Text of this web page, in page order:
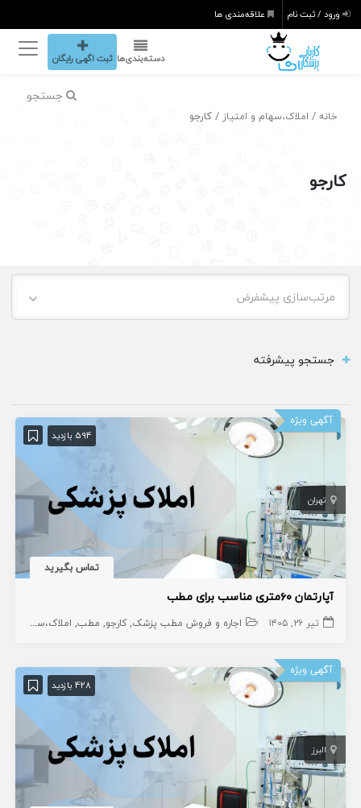
ورود / ثبت نام علاقه‌مندی ها
دسته‌بندی‌ها ثبت اگهی رایگان
جستجو
خانه / املاک،سهام و امتیاز / کارجو
کارجو
مرتب‌سازی پیشفرض
جستجو پیشرفته
آگهی ویژه
594 بازدید
تهران
تماس بگیرید
آپارتمان ۶۰‌متری مناسب برای مطب
تیر ۲۶, ۱۴۰۵ اجاره و فروش مطب پزشک کارجو مطب املاک،سهام و امتیاز
آگهی ویژه
428 بازدید
البرز